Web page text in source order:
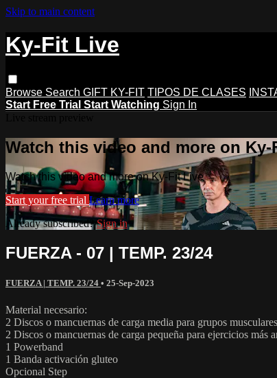
Skip to main content
Ky-Fit Live
Browse Search GIFT KY-FIT TIPOS DE CLASES
Start Free Trial Start Watching Sign In
Watch this video and more on Ky-
Watch this video and more on Ky-Fit Live
Start your free trial Learn more
Already subscribed?Sign in
FUERZA - 07 | TEMP. 23/24
FUERZA | TEMP. 23/24 • 25-Sep-2023
Material necesario:
2 Discos o mancuernas de carga media para grupos
2 Discos o mancuernas de carga pequeña para ejercicios
1 Powerband
1 Banda activación gluteo
Opcional Step